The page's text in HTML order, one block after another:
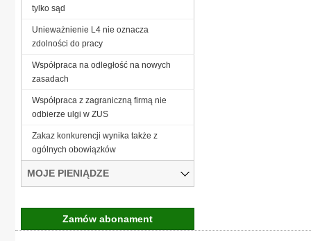
tylko sąd
Unieważnienie L4 nie oznacza
zdolności do pracy
Współpraca na odległość na nowych
zasadach
Współpraca z zagraniczną firmą nie
odbierze ulgi w ZUS
Zakaz konkurencji wynika także z
ogólnych obowiązków
MOJE PIENIĄDZE
Zamów abonament